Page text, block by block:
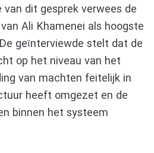
dit gesprek verwees de
Ali Khamenei als hoogste
geïnterviewde stelt dat de
op het niveau van het
van machten feitelijk in
heeft omgezet en de
binnen het systeem